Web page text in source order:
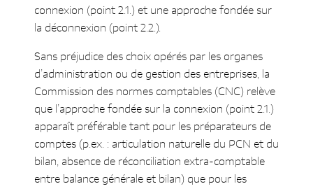
connexion (point 2.1.) et une approche fondée sur
la déconnexion (point 2.2.).
Sans préjudice des choix opérés par les organes
d’administration ou de gestion des entreprises, la
Commission des normes comptables (CNC) relève
que l’approche fondée sur la connexion (point 2.1.)
apparaît préférable tant pour les préparateurs de
comptes (p.ex. : articulation naturelle du PCN et du
bilan, absence de réconciliation extra-comptable
entre balance générale et bilan) que pour les